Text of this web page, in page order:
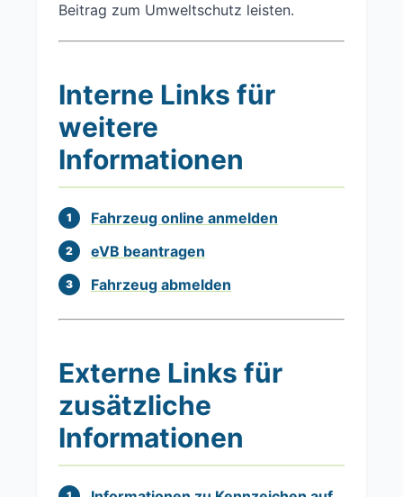
Beitrag zum Umweltschutz leisten.
Interne Links für
weitere
Informationen
Fahrzeug online anmelden
eVB beantragen
Fahrzeug abmelden
Externe Links für
zusätzliche
Informationen